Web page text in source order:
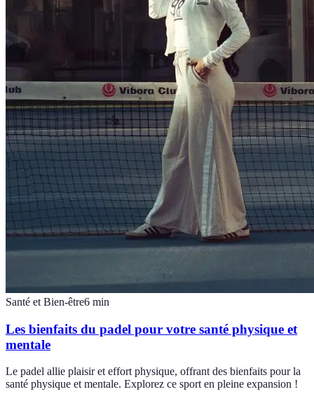
Santé et Bien-être6 min
Les bienfaits du padel pour votre santé physique et
mentale
Le padel allie plaisir et effort physique, offrant des bienfaits pour la
santé physique et mentale. Explorez ce sport en pleine expansion !